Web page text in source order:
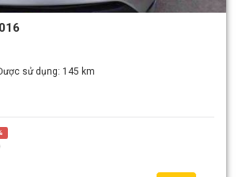
sử dụng: 145 km